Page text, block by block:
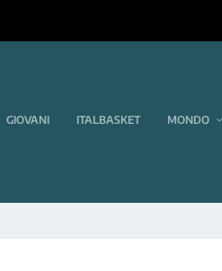
GIOVANI ITALBASKET MONDO